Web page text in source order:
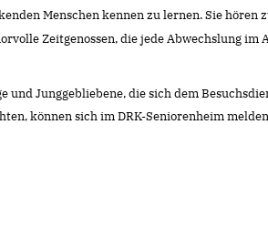
Menschen kennen zu lernen. Sie
Zeitgenossen, die jede Abwechslung
und Junggebliebene, die sich dem
können sich im DRK-Seniorenheim